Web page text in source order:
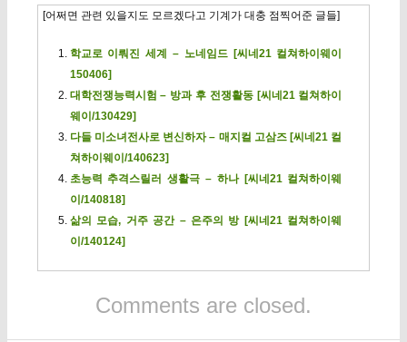
[어쩌면 관련 있을지도 모르겠다고 기계가 대충 점찍어준 글들]
학교로 이뤄진 세계 – 노네임드 [씨네21 컬쳐하이웨이
150406]
대학전쟁능력시험 – 방과 후 전쟁활동 [씨네21 컬쳐하이
웨이/130429]
다들 미소녀전사로 변신하자 – 매지컬 고삼즈 [씨네21 컬
쳐하이웨이/140623]
초능력 추격스릴러 생활극 – 하나 [씨네21 컬쳐하이웨
이/140818]
삶의 모습, 거주 공간 – 은주의 방 [씨네21 컬쳐하이웨
이/140124]
Comments are closed.